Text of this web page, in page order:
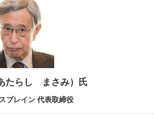
たらし まさみ）氏
ブレイン 代表取締役